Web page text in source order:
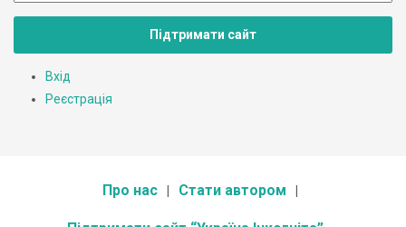
Підтримати сайт
Вхід
Реєстрація
Про нас Стати автором